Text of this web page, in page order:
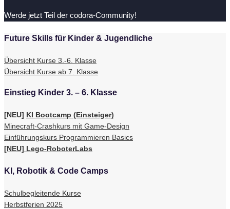
Werde jetzt Teil der codora-Community!
Future Skills für Kinder & Jugendliche
Übersicht Kurse 3.-6. Klasse
Übersicht Kurse ab 7. Klasse
Einstieg Kinder 3. – 6. Klasse
[NEU] KI Bootcamp (Einsteiger)
Minecraft-Crashkurs mit Game-Design
Einführungskurs Programmieren Basics
[NEU] Lego-RoboterLabs
KI, Robotik & Code Camps
Schulbegleitende Kurse
Herbstferien 2025